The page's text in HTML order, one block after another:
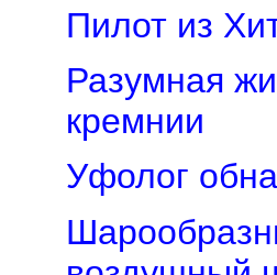
Пилот из
Разумная
кремнии
Уфолог